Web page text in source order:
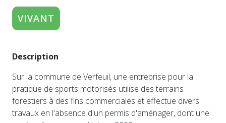
VIVANT
Description
Sur la commune de Verfeuil, une entreprise pour la
pratique de sports motorisés utilise des terrains
forestiers à des fins commerciales et effectue divers
travaux en l'absence d'un permis d'aménager, dont une